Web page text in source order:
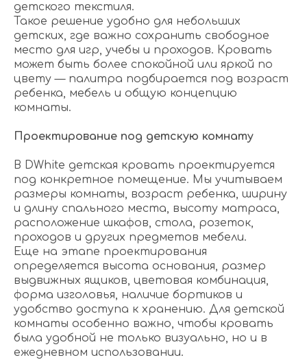
детского текстиля.
Такое решение удобно для небольших
детских, где важно сохранить свободное
место для игр, учебы и проходов. Кровать
может быть более спокойной или яркой по
цвету — палитра подбирается под возраст
ребенка, мебель и общую концепцию
комнаты.
Проектирование под детскую комнату
В DWhite детская кровать проектируется
под конкретное помещение. Мы учитываем
размеры комнаты, возраст ребенка, ширину
и длину спального места, высоту матраса,
расположение шкафов, стола, розеток,
проходов и других предметов мебели.
Еще на этапе проектирования
определяется высота основания, размер
выдвижных ящиков, цветовая комбинация,
форма изголовья, наличие бортиков и
удобство доступа к хранению. Для детской
комнаты особенно важно, чтобы кровать
была удобной не только визуально, но и в
ежедневном использовании.